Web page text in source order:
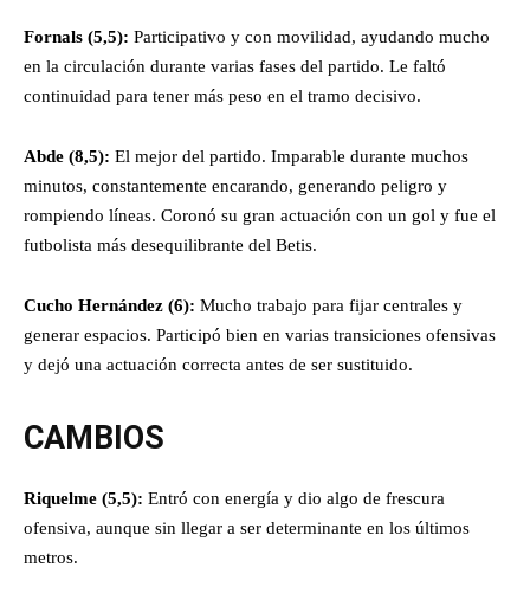
Fornals (5,5): Participativo y con movilidad, ayudando mucho
en la circulación durante varias fases del partido. Le faltó
continuidad para tener más peso en el tramo decisivo.
Abde (8,5): El mejor del partido. Imparable durante muchos
minutos, constantemente encarando, generando peligro y
rompiendo líneas. Coronó su gran actuación con un gol y fue el
futbolista más desequilibrante del Betis.
Cucho Hernández (6): Mucho trabajo para fijar centrales y
generar espacios. Participó bien en varias transiciones ofensivas
y dejó una actuación correcta antes de ser sustituido.
CAMBIOS
Riquelme (5,5): Entró con energía y dio algo de frescura
ofensiva, aunque sin llegar a ser determinante en los últimos
metros.